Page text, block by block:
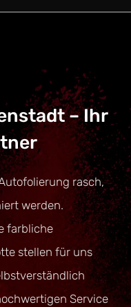
– Ihr
rasch,
werden.
farbliche
stellen für uns
Service